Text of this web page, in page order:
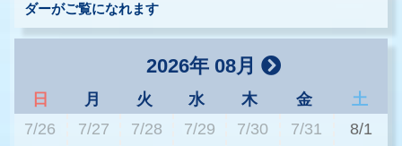
ダーがご覧になれます
2026年 08月
日 月 火 水 木 金
土
7/26
7/27 7/28 7/29 7/30 7/31 8/1